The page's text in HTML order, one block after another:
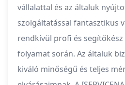
vállalattal és az általuk
szolgáltatással fantasztikus
rendkívül profi és segítőkész
folyamat során. Az általuk
kiváló minőségű és teljes